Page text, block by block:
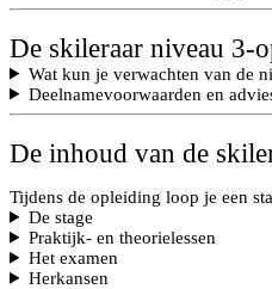
De skileraar niveau 3-
Wat kun je verwachten van de
Deelnamevoorwaarden en
De inhoud van de
Tijdens de opleiding loop je een
De stage
Praktijk- en theorielessen
Het examen
Herkansen